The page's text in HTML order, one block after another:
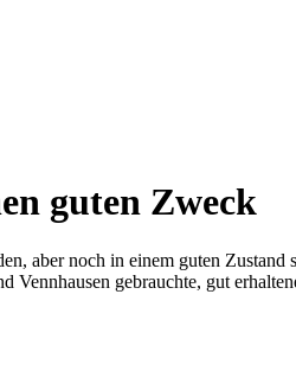
guten Zweck
aber noch in einem guten
Vennhausen gebrauchte, gut